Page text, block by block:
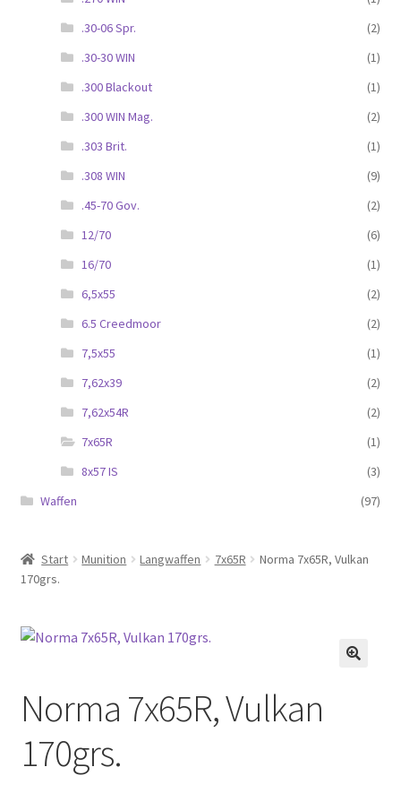
.30-06 Spr.
(2)
.30-30 WIN
(1)
.300 Blackout
(1)
.300 WIN Mag.
(2)
.303 Brit.
(1)
.308 WIN
(9)
.45-70 Gov.
(2)
12/70
(6)
16/70
(1)
6,5x55
(2)
6.5 Creedmoor
(2)
7,5x55
(1)
7,62x39
(2)
7,62x54R
(2)
7x65R
(1)
8x57 IS
(3)
Waffen
(97)
Start Munition Langwaffen 7x65R
Norma 7x65R, Vulkan
170grs.
Norma 7x65R, Vulkan
170grs.